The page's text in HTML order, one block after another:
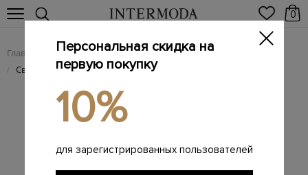
0
Главная Мужчинам / Одежда / Трикотаж
/ Свитер из шерсти и кашемира с фактурным вязаным узором
Персональная скидка на
первую покупку
10%
для зарегистрированных пользователей